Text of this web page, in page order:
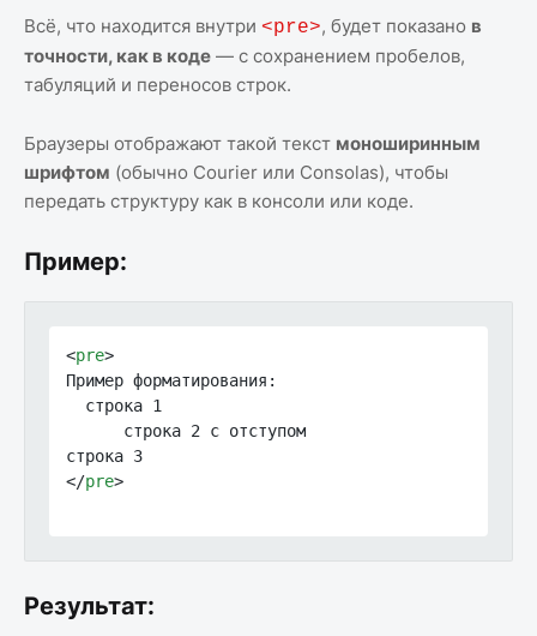
Всё, что находится внутри <pre>, будет показано в
точности, как в коде — с сохранением пробелов,
табуляций и переносов строк.
Браузеры отображают такой текст моноширинным
шрифтом (обычно Courier или Consolas), чтобы
передать структуру как в консоли или коде.
Пример:
<pre>
Пример форматирования:
</pre>
Результат: